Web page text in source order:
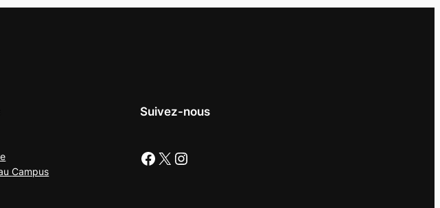
Campus
Suivez-nous
Facebook X Instagram